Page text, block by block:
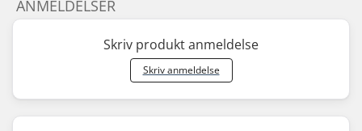
ANMELDELSER
Skriv produkt anmeldelse
Skriv anmeldelse